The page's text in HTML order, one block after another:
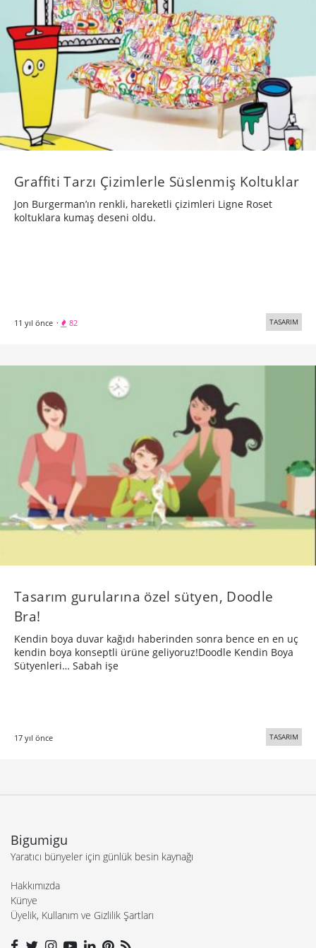
Graffiti Tarzı Çizimlerle Süslenmiş Koltuklar
Jon Burgerman’ın renkli, hareketli çizimleri Ligne Roset
koltuklara kumaş deseni oldu.
11 yıl önce · 82 TASARIM
Tasarım gurularına özel sütyen, Doodle
Bra!
Kendin boya duvar kağıdı haberinden sonra bence en en uç
kendin boya konseptli ürüne geliyoruz!Doodle Kendin Boya
Sütyenleri… Sabah işe
17 yıl önce TASARIM
Bigumigu
Yaratıcı bünyeler için günlük besin kaynağı
Hakkımızda
Künye
Üyelik, Kullanım ve Gizlilik Şartları